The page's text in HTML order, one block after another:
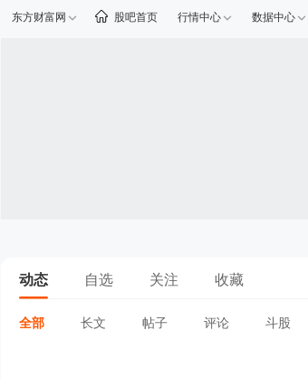
东方财富网 股吧首页 行情中心 数据中心
动态 自选 关注 收藏
全部 长文 帖子 评论 斗股